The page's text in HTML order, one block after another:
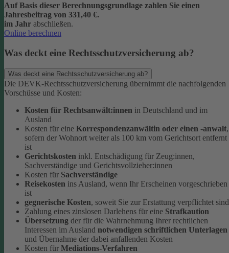
Auf Basis dieser Berechnungsgrundlage zahlen Sie einen
Jahresbeitrag von 331,40 €.
im Jahr abschließen.
Online berechnen
Was deckt eine Rechtsschutzversicherung ab?
Was deckt eine Rechtsschutzversicherung ab?
Die DEVK-Rechtsschutzversicherung übernimmt die nachfolgenden
Vorschüsse und Kosten:
Kosten für Rechtsanwält:innen in Deutschland und im
Ausland
Kosten für eine Korrespondenzanwältin oder einen -anwalt,
sofern der Wohnort weiter als 100 km vom Gerichtsort entfernt
ist
Gerichtskosten inkl. Entschädigung für Zeug:innen,
Sachverständige und Gerichtsvollzieher:innen
Kosten für Sachverständige
Reisekosten ins Ausland, wenn Ihr Erscheinen vorgeschrieben
ist
gegnerische Kosten, soweit Sie zur Erstattung verpflichtet sind
Zahlung eines zinslosen Darlehens für eine Strafkaution
Übersetzung der für die Wahrnehmung Ihrer rechtlichen
Interessen im Ausland notwendigen schriftlichen Unterlagen
und Übernahme der dabei anfallenden Kosten
Kosten für Mediations-Verfahren